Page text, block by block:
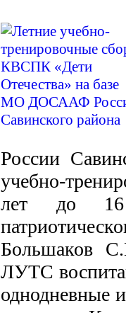
России
учебно-
лет до 16
Большаков
ЛУТС
однодневные